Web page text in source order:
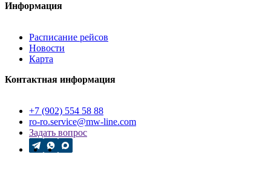
Информация
Расписание рейсов
Новости
Карта
Контактная информация
+7 (902) 554 58 88
ro-ro.service@mw-line.com
Задать вопрос